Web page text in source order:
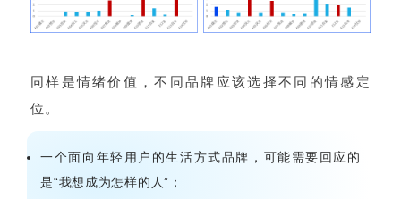
同样是情绪价值，不同品牌应该选择不同的情感定
位。
一个面向年轻用户的生活方式品牌，可能需要回应的
是“我想成为怎样的人”；